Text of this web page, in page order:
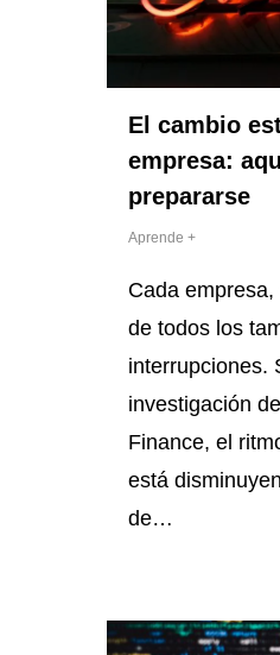
El cambio
empresa:
prepararse
Aprende +
Cada
de todos los
interrupciones.
investigación
Finance, el
está
de…